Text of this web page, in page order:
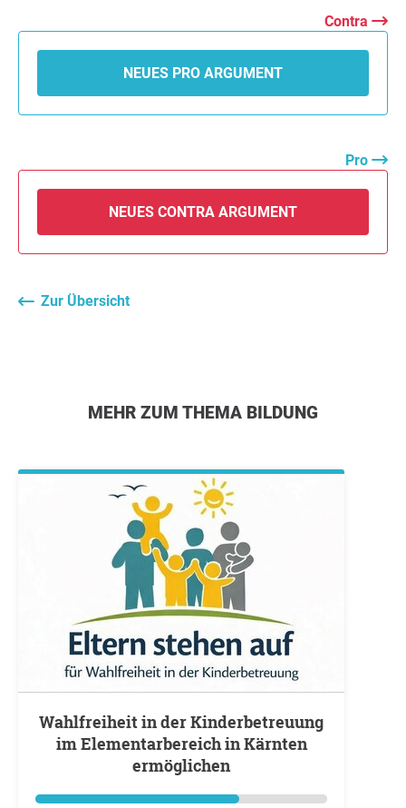
Contra
NEUES PRO ARGUMENT
Pro
NEUES CONTRA ARGUMENT
Zur Übersicht
MEHR ZUM THEMA BILDUNG
Wahlfreiheit in der Kinderbetreuung
im Elementarbereich in Kärnten
ermöglichen